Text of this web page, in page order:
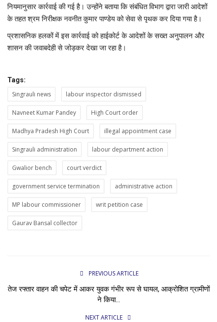
नियमानुसार कार्रवाई की गई है। उन्होंने बताया कि संबंधित विभाग द्वारा जारी आदेशों
के तहत श्रम निरीक्षक नवनीत कुमार पाण्डेय को सेवा से पृथक कर दिया गया है।
प्रशासनिक हलकों में इस कार्रवाई को हाईकोर्ट के आदेशों के सख्त अनुपालन और
शासन की जवाबदेही से जोड़कर देखा जा रहा है।
Tags:
Singrauli news labour inspector dismissed
Navneet Kumar Pandey High Court order
Madhya Pradesh High Court illegal appointment case
Singrauli administration labour department action
Gwalior bench court verdict
government service termination administrative action
MP labour commissioner writ petition case
Gaurav Bansal collector
PREVIOUS ARTICLE
तेज रफ्तार वाहन की चपेट में आकर युवक गंभीर रूप से घायल, आक्रोशित ग्रामीणों
ने किया...
NEXT ARTICLE